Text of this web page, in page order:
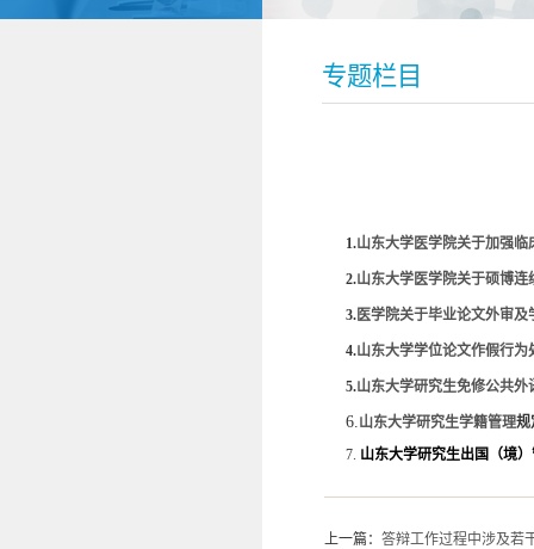
专题栏目
1.山东大学医学院关于加强
2.山东大学医学院关于硕博
3.医学院关于毕业论文外审
4.山东大学学位论文作假行为
5.山东大学研究生免修公共外
6.山东大学研究生学籍管理规
7. 山东大学研究生出国（境
上一篇： 答辩工作过程中涉及若